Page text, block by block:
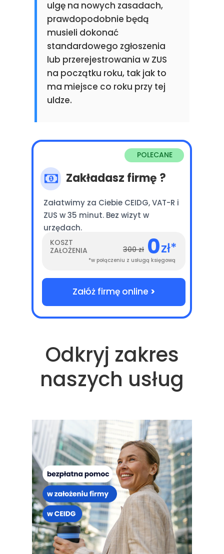
ulgę na nowych zasadach,
prawdopodobnie będą
musieli dokonać
standardowego zgłoszenia
lub przerejestrowania w ZUS
na początku roku, tak jak to
ma miejsce co roku przy tej
uldze.
Odkryj zakres
naszych usług
POLECANE
*w połączeniu z usługą księgową
zł*
0
300 zł
KOSZT
ZAŁOŻENIA
Załóż firmę online >
Zakładasz firmę ?
Załatwimy za Ciebie CEIDG, VAT-R i
ZUS w 35 minut. Bez wizyt w
urzędach.